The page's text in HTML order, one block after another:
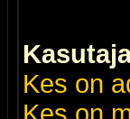
Kes on